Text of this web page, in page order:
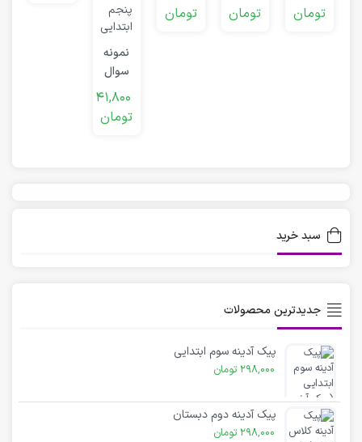
مطالعات
پنجم
تومان
اجتماعی
پنجم
تومان
تومان
نمونه
سوال
نوبت
اول
مطالعات
41,800
تومان
سبد خرید
جدیدترین محصولات
پیک آدینه سوم ابتدایی
298,000 تومان
پیک آدینه دوم دبستان
298,000 تومان